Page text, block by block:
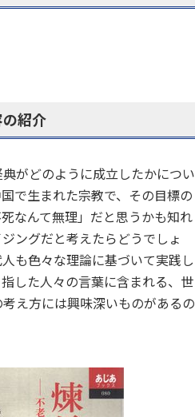
紹介
がどのように成立したかについ
で生まれた宗教で、その目標の
なんて無理」だと思うかも知れ
ングだと考えたらどうでしょ
も色々な理論に基づいて実践し
した人々の言葉に含まれる、世
え方には興味深いものがあるの